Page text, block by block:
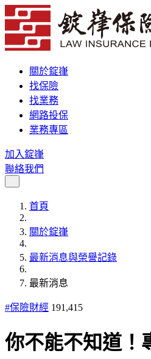
關於錠嵂
找保險
找業務
網路投保
業務專區
加入錠嵂
聯絡我們
首頁
關於錠嵂
最新消息與榮譽記錄
最新消息
#保險財經 191,415
你不能不知道！